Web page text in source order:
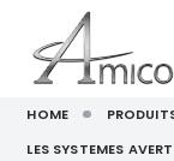
HOME
LES SYSTEMES